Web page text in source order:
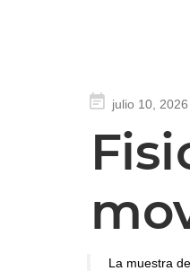
Publicado
julio 10, 2026
La muestra